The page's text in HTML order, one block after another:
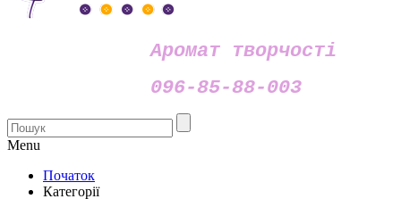
Аромат творчості
096-85-88-003
Menu
Початок
Категорії